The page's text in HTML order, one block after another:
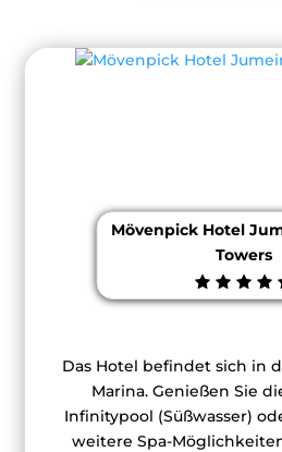
Mövenpick Hotel
Towers
Das Hotel befindet sich in
Marina. Genießen Sie
Infinitypool (Süßwasser)
weitere Spa-